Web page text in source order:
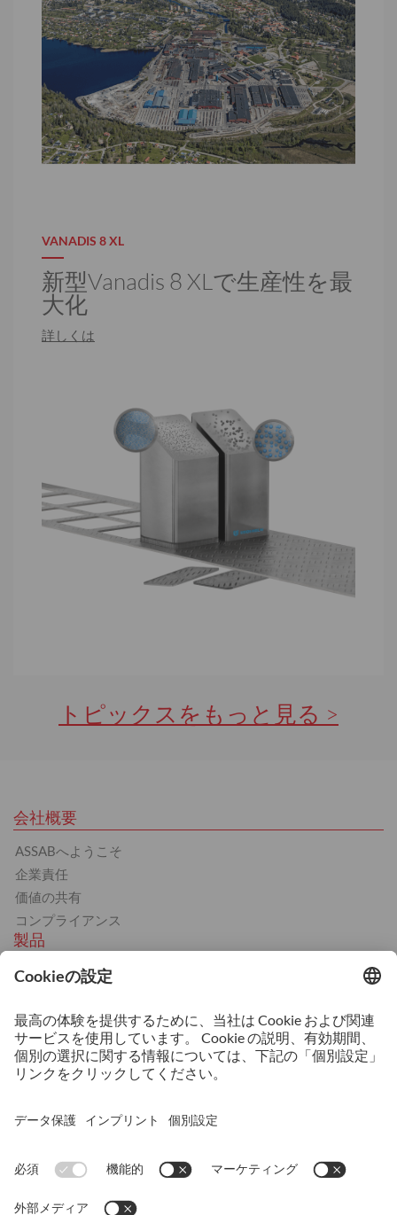
VANADIS 8 XL
新型Vanadis 8 XLで生産性を最
大化
詳しくは
トピックスをもっと見る >
会社概要
ASSABへようこそ
企業責任
価値の共有
コンプライアンス
製品
熱間工具鋼
プラスチック金型用鋼
BÖHLER 製品
サービス
機械加工サービス
技術相談および技術サポート